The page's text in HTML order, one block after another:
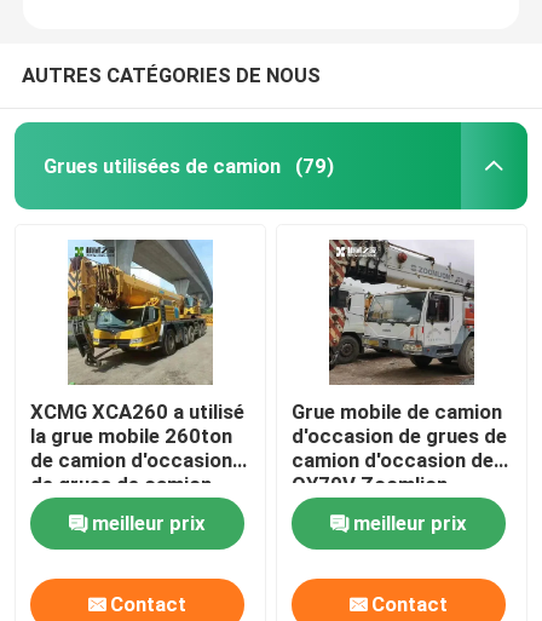
AUTRES CATÉGORIES DE NOUS
Grues utilisées de camion (79)
XCMG XCA260 a utilisé
la grue mobile 260ton
de camion d'occasion
de grues de camion
meilleur prix
Contact
Grue mobile de camion
d'occasion de grues de
camion d'occasion de
QY70V Zoomlion
meilleur prix
Contact